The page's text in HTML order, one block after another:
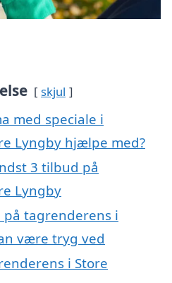
skjul
med speciale i
Lyngby hjælpe med?
3 tilbud på
Lyngby
tagrenderens i
være tryg ved
i Store